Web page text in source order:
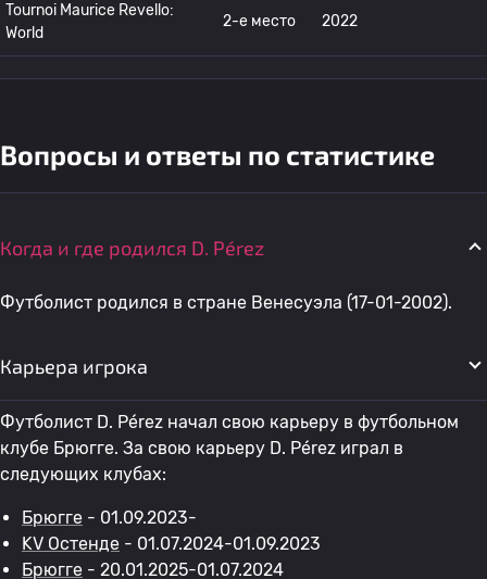
Tournoi Maurice Revello:
World
2-е место 2022
Вопросы и ответы по статистике
Когда и где родился D. Pérez
Футболист родился в стране Венесуэла (17-01-2002).
Карьера игрока
Футболист D. Pérez начал свою карьеру в футбольном
клубе Брюгге. За свою карьеру D. Pérez играл в
следующих клубах:
Брюгге - 01.09.2023-
KV Остенде - 01.07.2024-01.09.2023
Брюгге - 20.01.2025-01.07.2024